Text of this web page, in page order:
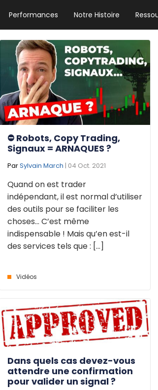
Performances Notre Histoire
NEWSLETTER HEBDO
Les news crypto dont vous avez besoin
GUIDE CRYPTO STRADOJI
Le guide ultime pour débuter dans les
cryptomonnaies
⛔ Robots, Copy Trading,
Signaux = ARNAQUES ?
ParSylvain March | 04 Oct. 2021
Quand on est trader
indépendant, il est normal d’utiliser
des outils pour se faciliter les
choses… C’est même
indispensable ! Mais qu’en est-il
des services tels que : [...]
Vidéos
Dans quels cas devez-vous
attendre une confirmation
pour valider un signal ?